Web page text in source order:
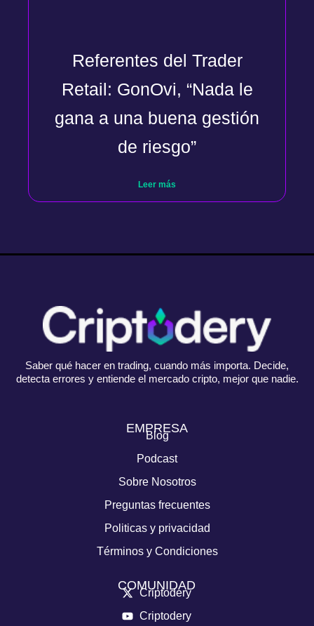
Referentes del Trader
Retail: GonOvi, “Nada le
gana a una buena gestión
de riesgo”
Leer más
Saber qué hacer en trading, cuando más importa. Decide,
detecta errores y entiende el mercado cripto, mejor que nadie.
EMPRESA
Blog
Podcast
Sobre Nosotros
Preguntas frecuentes
Politicas y privacidad
Términos y Condiciones
COMUNIDAD
Criptodery
Criptodery